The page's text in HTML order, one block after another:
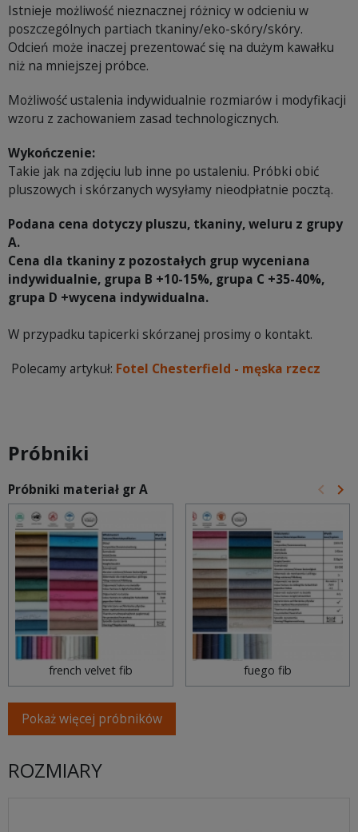
Istnieje możliwość nieznacznej różnicy w odcieniu w
poszczególnych partiach tkaniny/eko-skóry/skóry.
Odcień może inaczej prezentować się na dużym kawałku
niż na mniejszej próbce.
Możliwość ustalenia indywidualnie rozmiarów i modyfikacji
wzoru z zachowaniem zasad technologicznych.
Wykończenie:
Takie jak na zdjęciu lub inne po ustaleniu. Próbki obić
pluszowych i skórzanych wysyłamy nieodpłatnie pocztą.
Podana cena dotyczy pluszu, tkaniny, weluru z grupy
A.
Cena dla tkaniny z pozostałych grup wyceniana
indywidualnie, grupa B +10-15%, grupa C +35-40%,
grupa D +wycena indywidualna.
W przypadku tapicerki skórzanej prosimy o kontakt.
Polecamy artykuł: Fotel Chesterfield - męska rzecz
Próbniki
Próbniki materiał gr A keyboard_arrow_left keyboard_arrow_right
french velvet fib fuego fib
Pokaż więcej próbników
ROZMIARY